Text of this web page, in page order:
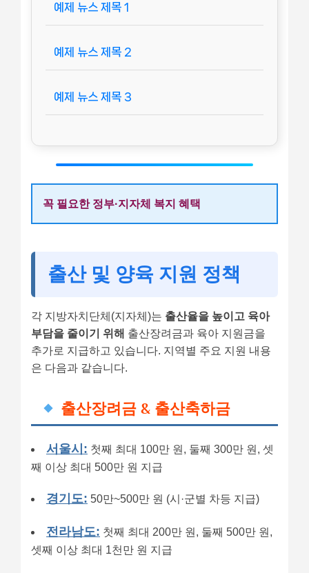
예제 뉴스 제목 1
예제 뉴스 제목 2
예제 뉴스 제목 3
꼭 필요한 정부·지자체 복지 혜택
출산 및 양육 지원 정책
각 지방자치단체(지자체)는 출산율을 높이고 육아
부담을 줄이기 위해 출산장려금과 육아 지원금을
추가로 지급하고 있습니다. 지역별 주요 지원 내용
은 다음과 같습니다.
출산장려금 & 출산축하금
서울시: 첫째 최대 100만 원, 둘째 300만 원, 셋
째 이상 최대 500만 원 지급
경기도: 50만~500만 원 (시·군별 차등 지급)
전라남도: 첫째 최대 200만 원, 둘째 500만 원,
셋째 이상 최대 1천만 원 지급